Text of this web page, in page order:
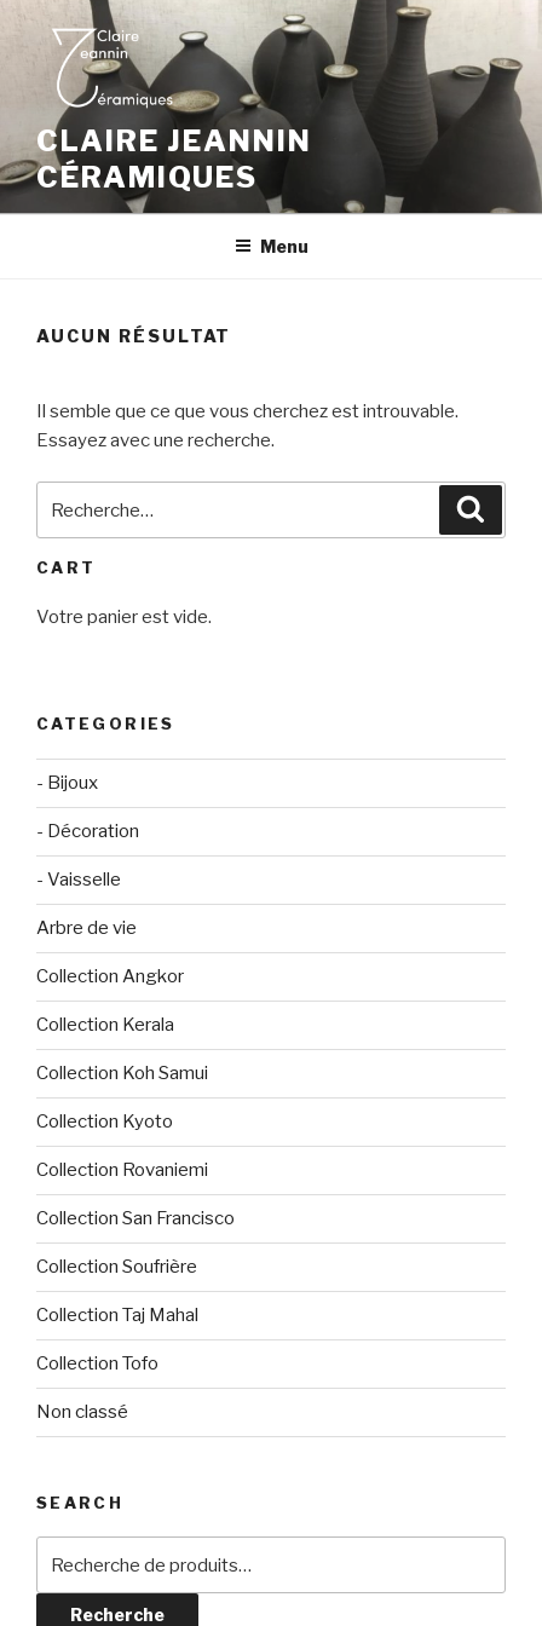
Aller
contenu
principal
CLAIRE JEANNIN
CÉRAMIQUES
Menu
AUCUN RÉSULTAT
Il semble que ce que vous cherchez est introuvable.
Essayez avec une recherche.
CART
Votre panier est vide.
CATEGORIES
- Bijoux
- Décoration
- Vaisselle
Arbre de vie
Collection Angkor
Collection Kerala
Collection Koh Samui
Collection Kyoto
Collection Rovaniemi
Collection San Francisco
Collection Soufrière
Collection Taj Mahal
Collection Tofo
Non classé
SEARCH
Recherche